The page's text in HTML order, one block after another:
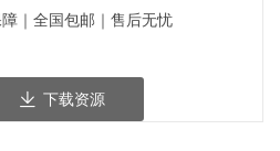
｜全国包邮｜售后无忧
下载资源